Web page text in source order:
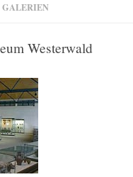
GALERIEN
Westerwald